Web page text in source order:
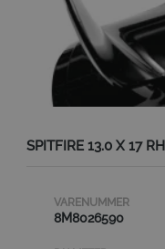
SPITFIRE 13.0 X 17 RH
VARENUMMER
8M8026590